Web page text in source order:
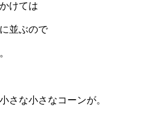
けては
並ぶので
さな小さなコーンが。